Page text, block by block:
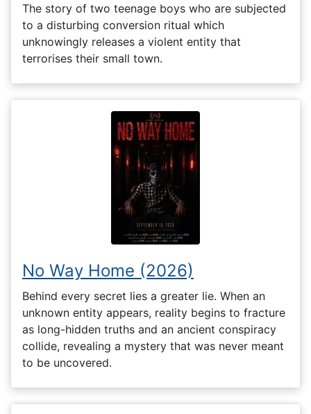
The story of two teenage boys who are subjected
to a disturbing conversion ritual which
unknowingly releases a violent entity that
terrorises their small town.
No Way Home (2026)
Behind every secret lies a greater lie. When an
unknown entity appears, reality begins to fracture
as long-hidden truths and an ancient conspiracy
collide, revealing a mystery that was never meant
to be uncovered.